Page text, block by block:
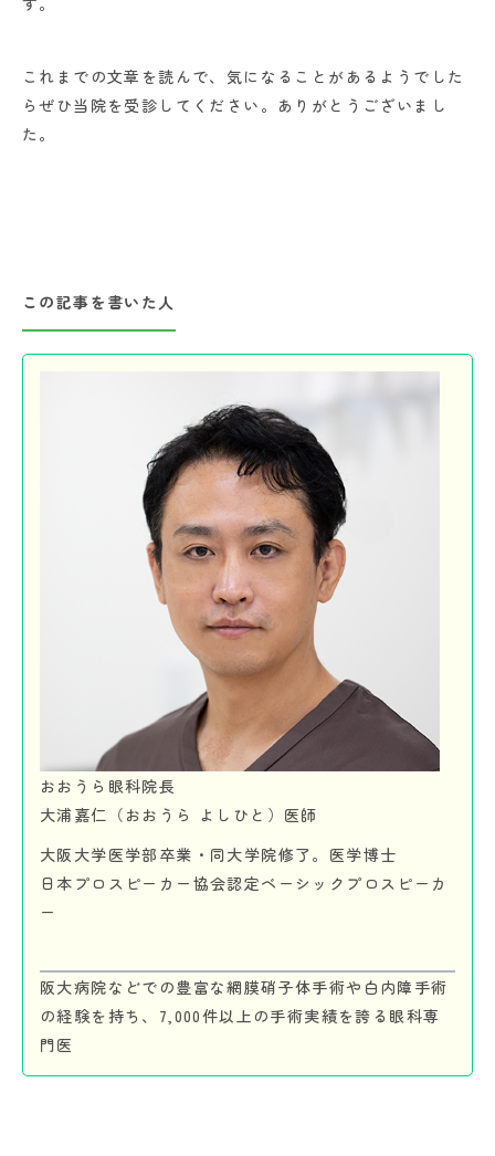
これまでの文章を読んで、気になることがあるようでした
らぜひ当院を受診してください。ありがとうございまし
た。
この記事を書いた人
おおうら眼科院長
大浦嘉仁（おおうら よしひと）医師
大阪大学医学部卒業・同大学院修了。医学博士
日本プロスピーカー協会認定ベーシックプロスピーカ
ー
阪大病院などでの豊富な網膜硝子体手術や白内障手術
の経験を持ち、7,000件以上の手術実績を誇る眼科専
門医